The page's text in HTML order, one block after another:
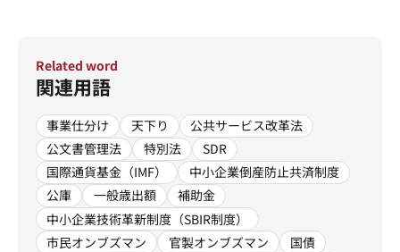
Related word
関連用語
事業仕分け 天下り
公共サービス改革法
公文書管理法
特別法
SDR
国際通貨基金（IMF）
中小企業倒産防止共済制度
公庫
一般歳出額
補助金
中小企業技術革新制度（SBIR制度）
市民オンブズマン
官製オンブズマン
国債